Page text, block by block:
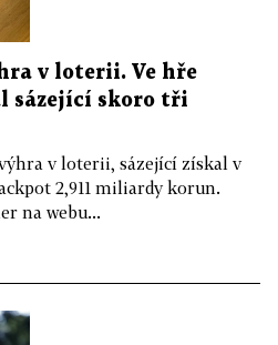
v loterii. Ve hře
sázející skoro tři
v loterii, sázející získal v
2,911 miliardy korun.
na webu...